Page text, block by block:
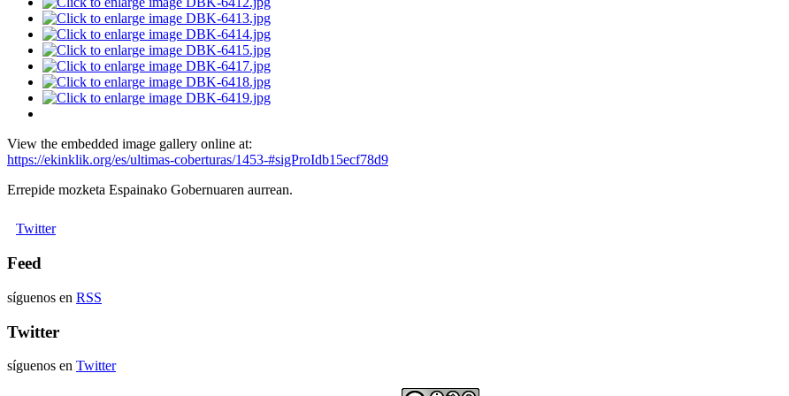
View the embedded image gallery online at:
https://ekinklik.org/es/ultimas-coberturas/1453-#sigProIdb15ecf78d9
Errepide mozketa Espainako Gobernuaren aurrean.
Twitter
Feed
síguenos en RSS
Twitter
síguenos en Twitter